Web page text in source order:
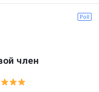
Poll
член